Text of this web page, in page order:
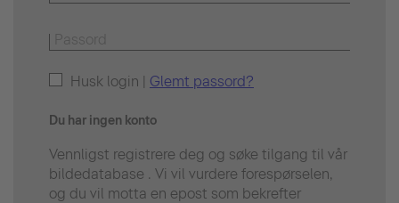
Husk login | Glemt passord?
Du har ingen konto
Vennligst registrere deg og søke tilgang til vår
bildedatabase . Vi vil vurdere forespørselen,
og du vil motta en epost som bekrefter